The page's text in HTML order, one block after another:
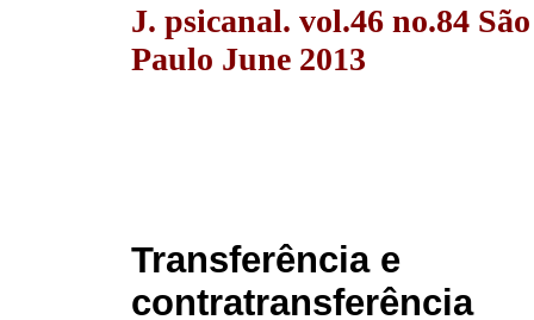
J. psicanal. vol.46 no.84 São
Paulo June 2013
Transferência e
contratransferência